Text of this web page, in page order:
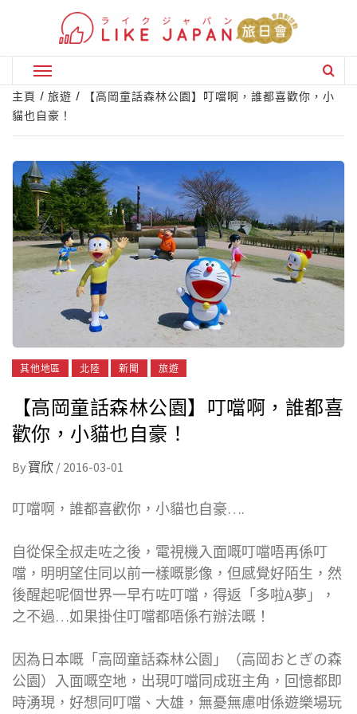
Primary
Menu
主頁 旅遊
【高岡童話森林公園】叮噹啊，誰都喜歡你，小
貓也自豪！
其他地區 北陸 新聞 旅遊
【高岡童話森林公園】叮噹啊，誰都喜
歡你，小貓也自豪！
By 寶欣 / 2016-03-01
叮噹啊，誰都喜歡你，小貓也自豪….
自從保全叔走咗之後，電視機入面嘅叮噹唔再係叮
噹，明明望住同以前一樣嘅影像，但感覺好陌生，然
後醒起呢個世界一早冇咗叮噹，得返「多啦A夢」，
之不過…如果掛住叮噹都唔係冇辦法嘅！
因為日本嘅「高岡童話森林公園」（高岡おとぎの森
公園）入面嘅空地，出現叮噹同成班主角，回憶都即
時湧現，好想同叮噹、大雄，無憂無慮咁係遊樂場玩